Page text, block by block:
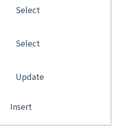
Select
Select
Update
Insert